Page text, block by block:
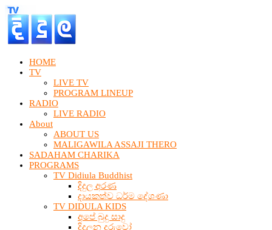
HOME
TV
LIVE TV
PROGRAM LINEUP
RADIO
LIVE RADIO
About
ABOUT US
MALIGAWILA ASSAJI THERO
SADAHAM CHARIKA
PROGRAMS
TV Didiula Buddhist
දිදුල අරණ
දායකත්ව ධර්ම දේශණා
TV DIDULA KIDS
අපේ බුදු සාදු
දිදුලන දරුවෝ